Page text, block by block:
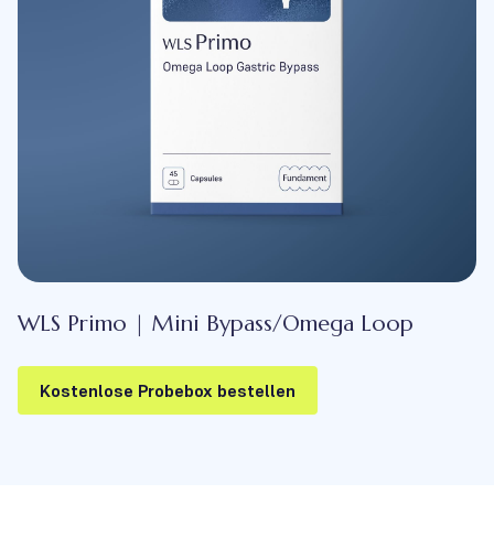
WLS Primo | Mini Bypass/Omega Loop
Kostenlose Probebox bestellen